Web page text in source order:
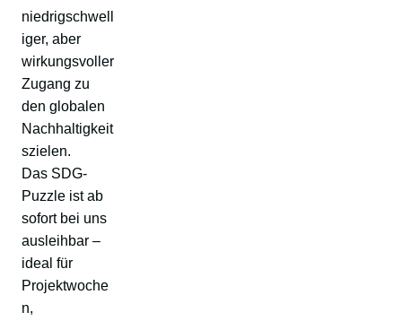
niedrigschwell
iger, aber
wirkungsvoller
Zugang zu
den globalen
Nachhaltigkeit
szielen.
Das SDG-
Puzzle ist ab
sofort bei uns
ausleihbar –
ideal für
Projektwoche
n,